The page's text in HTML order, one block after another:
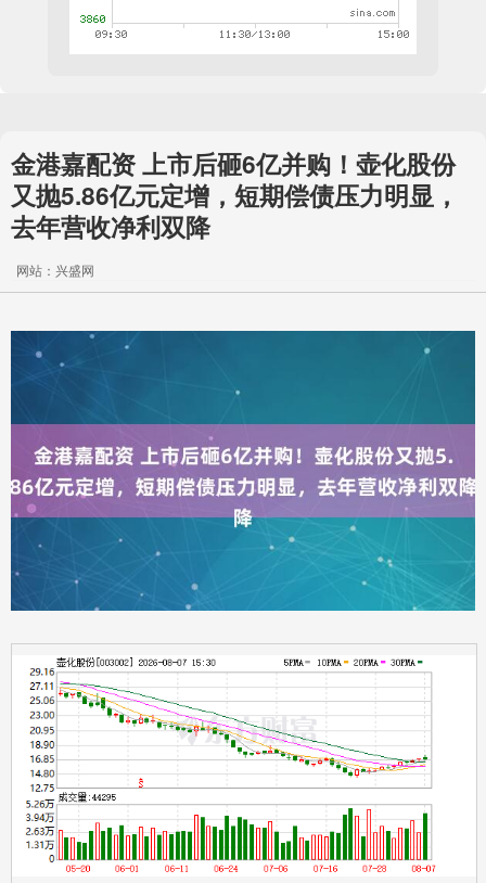
金港嘉配资 上市后砸6亿并购！壶化股份
又抛5.86亿元定增，短期偿债压力明显，
去年营收净利双降
网站：兴盛网